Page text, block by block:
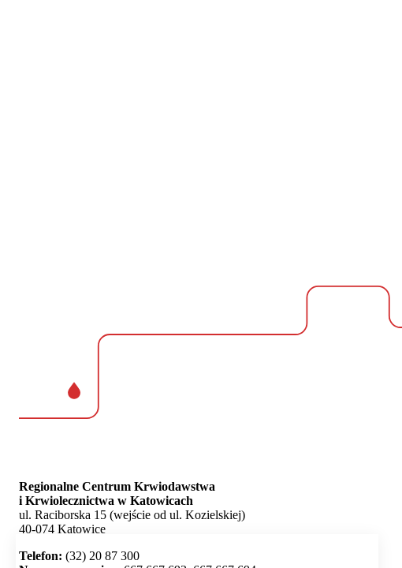
Regionalne Centrum Krwiodawstwa
i Krwiolecznictwa w Katowicach
ul. Raciborska 15 (wejście od ul. Kozielskiej)
40-074 Katowice
Telefon: (32) 20 87 300